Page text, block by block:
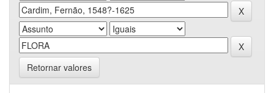
Retornar valores